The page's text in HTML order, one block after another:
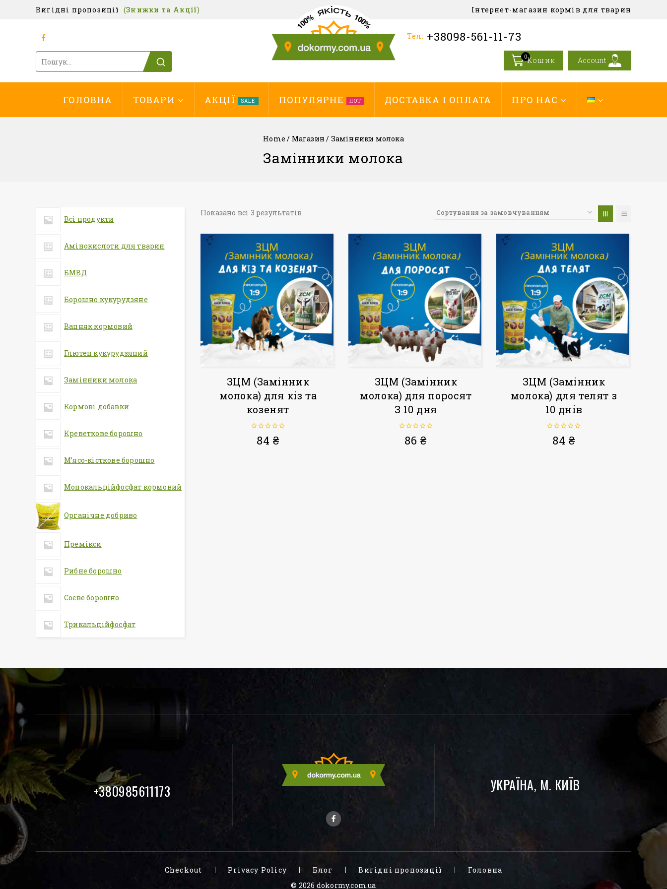
Вигідні пропозиції (Знижки та Акції) Інтернет-магазин кормів для тварин
Тел: +38098-561-11-73
0Кошик Account
ГОЛОВНА ТОВАРИ АКЦІЇ SALE ПОПУЛЯРНЕ HOT ДОСТАВКА І ОПЛАТА ПРО НАС
Home / Магазин / Замінники молока
Замінники молока
Показано всі 3 результатів
ЗЦМ (Замінник
молока) для кіз та
козенят
84 ₴
ЗЦМ (Замінник
молока) для поросят
З 10 дня
86₴
ЗЦМ (Замінник
молока) для телят з
10 днів
84₴
Всі продукти
Амінокислоти для тварин
БМВД
Борошно кукурудзяне
Вапняк кормовий
Глютен кукурудзяний
Замінники молока
Кормові добавки
Креветкове борошно
М’ясо-кісткове борошно
Монокальційфосфат кормовий
Органічне добриво
Премікси
Рибне борошно
Соєве борошно
Трикальційфосфат
+380985611173 УКРАЇНА, М. КИЇВ
Checkout Privacy Policy Блог Вигідні пропозиції
Головна
© 2026 dokormy.com.ua